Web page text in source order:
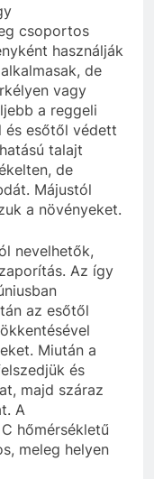
csoportos
használják
de
vagy
a reggeli
és esőtől védett
talajt
de
Májustól
a növényeket.
nevelhetők,
Az így
az esőtől
Miután a
és
majd száraz
A
hőmérsékletű
meleg helyen